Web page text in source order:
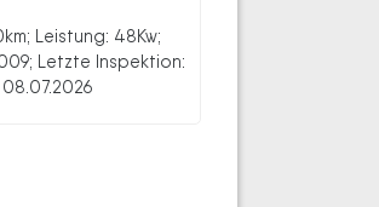
Leistung: 48Kw;
Letzte Inspektion: